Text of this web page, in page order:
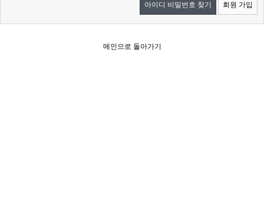
아이디 비밀번호 찾기 회원 가입
메인으로 돌아가기